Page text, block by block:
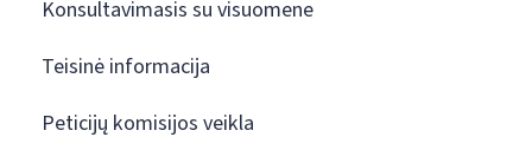
Konsultavimasis su visuomene
Teisinė informacija
Peticijų komisijos veikla